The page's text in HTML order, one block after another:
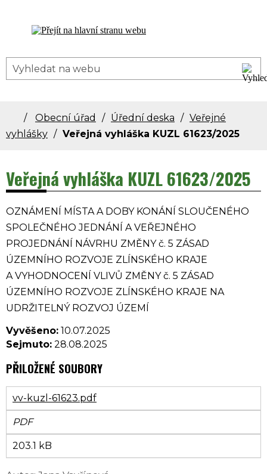
Dolní Bečva - oficiální stránky obce
Obecní úřad Úřední deska
Veřejné
vyhlášky
Veřejná vyhláška KUZL 61623/2025
Veřejná vyhláška KUZL 61623/2025
OZNÁMENÍ MÍSTA A DOBY KONÁNÍ SLOUČENÉHO
SPOLEČNÉHO JEDNÁNÍ A VEŘEJNÉHO
PROJEDNÁNÍ NÁVRHU ZMĚNY č. 5 ZÁSAD
ÚZEMNÍHO ROZVOJE ZLÍNSKÉHO KRAJE
A VYHODNOCENÍ VLIVŮ ZMĚNY č. 5 ZÁSAD
ÚZEMNÍHO ROZVOJE ZLÍNSKÉHO KRAJE NA
UDRŽITELNÝ ROZVOJ ÚZEMÍ
Vyvěšeno: 10.07.2025
Sejmuto: 28.08.2025
PŘILOŽENÉ SOUBORY
vv-kuzl-61623.pdf
PDF
203.1 kB